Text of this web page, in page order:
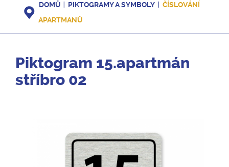
DOMŮ PIKTOGRAMY A SYMBOLY
ČÍSLOVÁNÍ
APARTMANŮ
Piktogram 15.apartmán
stříbro 02